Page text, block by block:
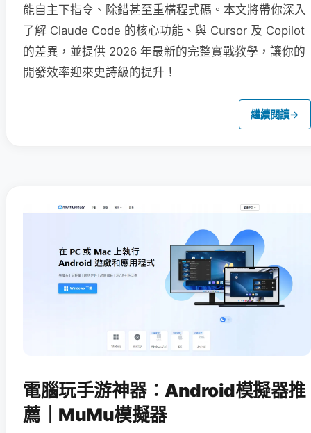
能自主下指令、除錯甚至重構程式碼。本文將帶你深入
了解 Claude Code 的核心功能、與 Cursor 及 Copilot
的差異，並提供 2026 年最新的完整實戰教學，讓你的
開發效率迎來史詩級的提升！
繼續閱讀→
電腦玩手游神器：Android模擬器推
薦｜MuMu模擬器